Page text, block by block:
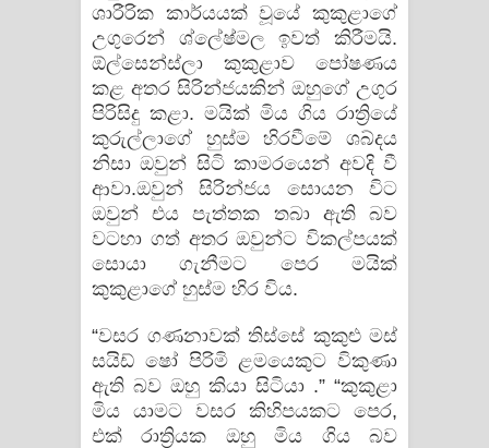
ශාරීරික කාර්යයක් වූයේ කුකුළාගේ
උගුරෙන් ශ්ලේෂ්මල ඉවත් කිරීමයි.
ඕල්සෙන්ස්ලා කුකුළාව පෝෂණය
කළ අතර සිරින්ජයකින් ඔහුගේ උගුර
පිරිසිදු කළා. මයික් මිය ගිය රාත්‍රියේ
කුරුල්ලාගේ හුස්ම හිරවීමේ ශබ්දය
නිසා ඔවුන් සිටි කාමරයෙන් අවදි වී
ආවා.ඔවුන් සිරින්ජය සොයන විට
ඔවුන් එය පැත්තක තබා ඇති බව
වටහා ගත් අතර ඔවුන්ට විකල්පයක්
සොයා ගැනීමට පෙර මයික්
කුකුළාගේ හුස්ම හිර විය.
“වසර ගණනාවක් තිස්සේ කුකුළු මස්
සයිඩ් ෂෝ පිරිමි ළමයෙකුට විකුණා
ඇති බව ඔහු කියා සිටියා .” “කුකුළා
මිය යාමට වසර කිහිපයකට පෙර,
එක් රාත්‍රියක ඔහු මිය ගිය බව